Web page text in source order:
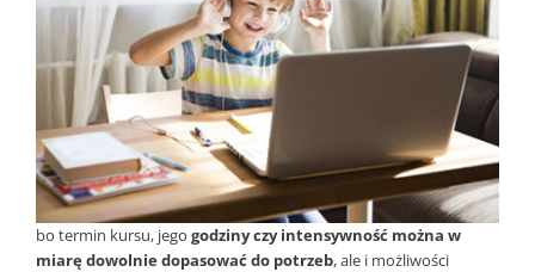
bo termin kursu, jego godziny czy intensywność można w
miarę dowolnie dopasować do potrzeb, ale i możliwości